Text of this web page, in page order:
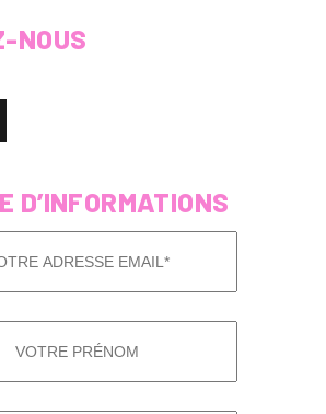
NOUS
D’INFORMATIONS